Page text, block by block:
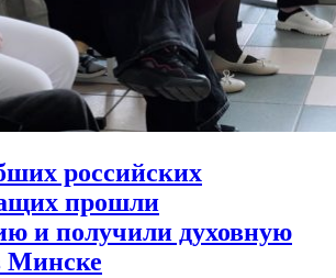
российских
прошли
и получили духовную
Минске